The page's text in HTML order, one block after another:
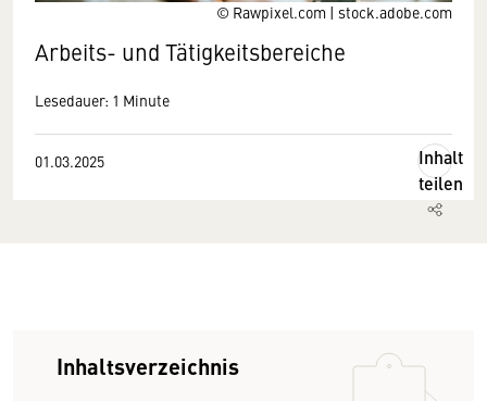
© Rawpixel.com | stock.adobe.com
Arbeits- und Tätigkeitsbereiche
Lesedauer: 1 Minute
01.03.2025
Inhalt
teilen
Inhaltsverzeichnis